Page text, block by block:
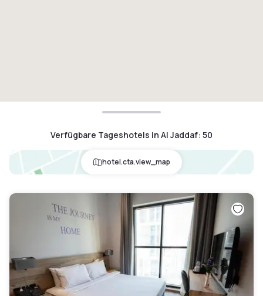
Verfügbare Tageshotels in Al Jaddaf: 50
hotel.cta.view_map